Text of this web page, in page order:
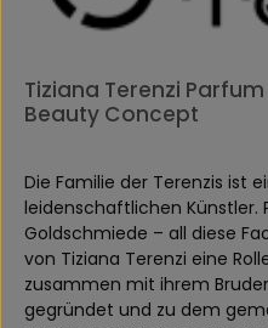
Tiziana Terenzi
Beauty Concept
Die Familie der Terenzis ist
leidenschaftlichen Künstler.
Goldschmiede – all diese
von Tiziana Terenzi eine
zusammen mit ihrem
gegründet und zu dem